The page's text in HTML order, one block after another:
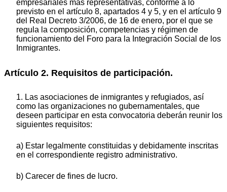
empresariales más representativas, conforme a lo
previsto en el artículo 8, apartados 4 y 5, y en el artículo 9
del Real Decreto 3/2006, de 16 de enero, por el que se
regula la composición, competencias y régimen de
funcionamiento del Foro para la Integración Social de los
Inmigrantes.
Artículo 2. Requisitos de participación.
1. Las asociaciones de inmigrantes y refugiados, así
como las organizaciones no gubernamentales, que
deseen participar en esta convocatoria deberán reunir los
siguientes requisitos:
a) Estar legalmente constituidas y debidamente inscritas
en el correspondiente registro administrativo.
b) Carecer de fines de lucro.